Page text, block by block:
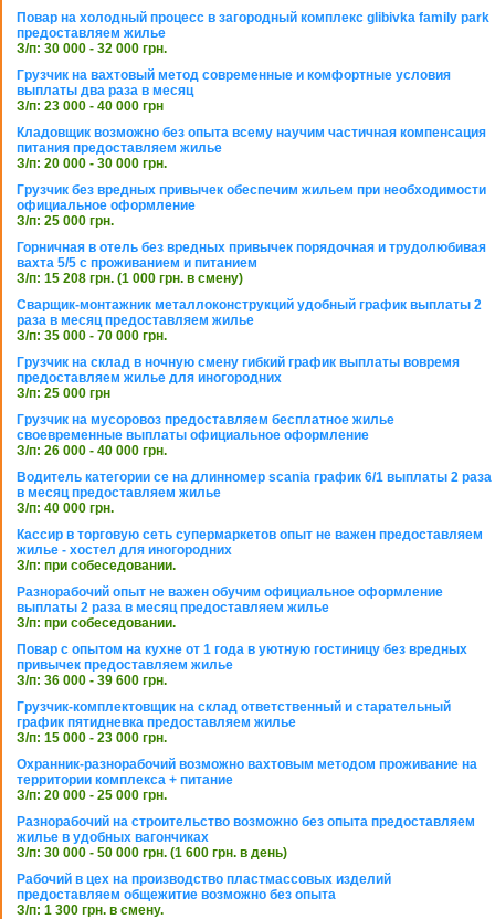
Повар на холодный процесс в загородный комплекс glibivka family park
предоставляем жилье
З/п: 30 000 - 32 000 грн.
Грузчик на вахтовый метод современные и комфортные условия
выплаты два раза в месяц
З/п: 23 000 - 40 000 грн
Кладовщик возможно без опыта всему научим частичная компенсация
питания предоставляем жилье
З/п: 20 000 - 30 000 грн.
Грузчик без вредных привычек обеспечим жильем при необходимости
официальное оформление
З/п: 25 000 грн.
Горничная в отель без вредных привычек порядочная и трудолюбивая
вахта 5/5 с проживанием и питанием
З/п: 15 208 грн. (1 000 грн. в смену)
Сварщик-монтажник металлоконструкций удобный график выплаты 2
раза в месяц предоставляем жилье
З/п: 35 000 - 70 000 грн.
Грузчик на склад в ночную смену гибкий график выплаты вовремя
предоставляем жилье для иногородних
З/п: 25 000 грн
Грузчик на мусоровоз предоставляем бесплатное жилье
своевременные выплаты официальное оформление
З/п: 26 000 - 40 000 грн.
Водитель категории се на длинномер scania график 6/1 выплаты 2 раза
в месяц предоставляем жилье
З/п: 40 000 грн.
Кассир в торговую сеть супермаркетов опыт не важен предоставляем
жилье - хостел для иногородних
З/п: при собеседовании.
Разнорабочий опыт не важен обучим официальное оформление
выплаты 2 раза в месяц предоставляем жилье
З/п: при собеседовании.
Повар с опытом на кухне от 1 года в уютную гостиницу без вредных
привычек предоставляем жилье
З/п: 36 000 - 39 600 грн.
Грузчик-комплектовщик на склад ответственный и старательный
график пятидневка предоставляем жилье
З/п: 15 000 - 23 000 грн.
Охранник-разнорабочий возможно вахтовым методом проживание на
территории комплекса + питание
З/п: 20 000 - 25 000 грн.
Разнорабочий на строительство возможно без опыта предоставляем
жилье в удобных вагончиках
З/п: 30 000 - 50 000 грн. (1 600 грн. в день)
Рабочий в цех на производство пластмассовых изделий
предоставляем общежитие возможно без опыта
З/п: 1 300 грн. в смену.